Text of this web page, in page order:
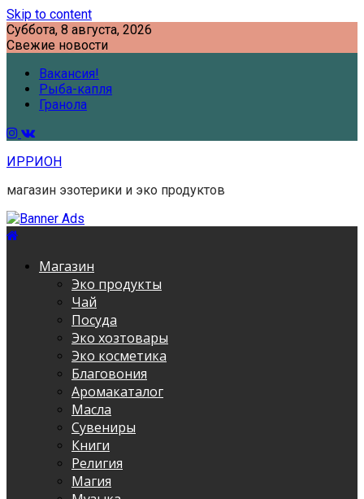
Skip to content
Суббота, 8 августа, 2026
Свежие новости
Вакансия!
Рыба-капля
Гранола
ИРРИОН
магазин эзотерики и эко продуктов
Магазин
Эко продукты
Чай
Посуда
Эко хозтовары
Эко косметика
Благовония
Аромакаталог
Масла
Сувениры
Книги
Религия
Магия